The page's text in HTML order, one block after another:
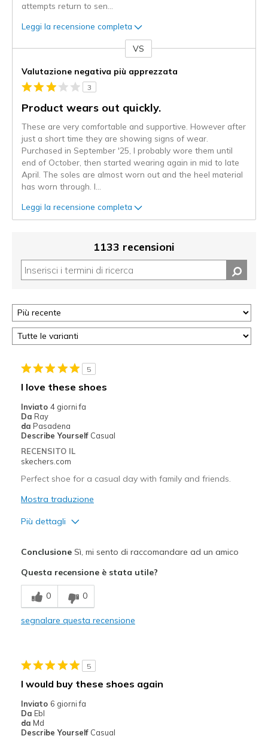
attempts return to sen...
Leggi la recensione completa
VS
Valutazione negativa più apprezzata
3
Product wears out quickly.
These are very comfortable and supportive. However after
just a short time they are showing signs of wear.
Purchased in September '25, I probably wore them until
end of October, then started wearing again in mid to late
April. The soles are almost worn out and the heel material
has worn through. I
Leggi la recensione completa
1133 recensioni
5
I love these shoes
Inviato 4 giorni fa
Da Ray
da Pasadena
Describe Yourself Casual
RECENSITO IL
skechers.com
Perfect shoe for a casual day with family and friends.
Mostra traduzione
Più dettagli
Comfortable
Stylish
Going Out
ConclusioneSì, mi sento di raccomandare ad un amico
Questa recensione è stata utile?
0 0
segnalare questa recensione
5
I would buy these shoes again
Inviato 6 giorni fa
Da Ebl
da Md
Describe Yourself Casual